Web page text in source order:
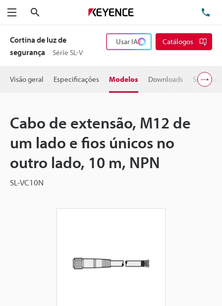
Menu
Cortina de luz de
segurança
Série SL-V
Usar IA Catálogos
Visão geral Especificações Modelos Downloads Suporte
Cabo de extensão, M12 de
um lado e fios únicos no
outro lado, 10 m, NPN
SL-VC10N